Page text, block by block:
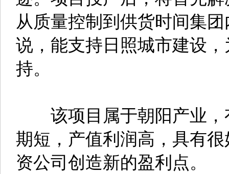
从质量控制到供货时间集
说，能支持日照城市建设
持。
该项目属于朝阳产业，
期短，产值利润高，具有
资公司创造新的盈利点。